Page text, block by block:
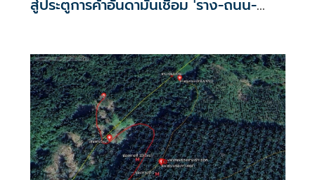
สู่ประตูการค้าอันดามันเชื่อม 'ราง-ถนน-